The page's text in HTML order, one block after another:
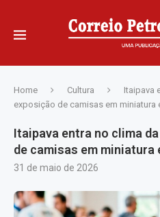
Home Cultura
Itaipava
exposição de camisas em miniatura
Itaipava entra no clima
de camisas em miniatura
31 de maio de 2026